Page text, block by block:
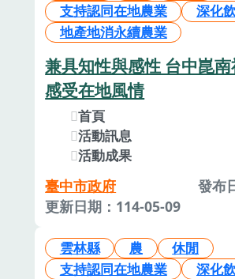
支持認同在地農業
深化
地產地消永續農業
兼具知性與感性 台中崑
感受在地風情
首頁
活動訊息
活動成果
臺中市政府
發布
更新日期：114-05-09
雲林縣 農
休閒
支持認同在地農業
深化